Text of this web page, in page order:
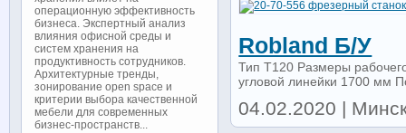
Robland Б/у
Тип T120 Размеры
угловой линейки 1700 мм
04.02.2020 |
операционную эффективность
бизнеса. Экспертный анализ
влияния офисной среды и
систем хранения на
продуктивность сотрудников.
Архитектурные тренды,
зонирование open space и
критерии выбора качественной
мебели для современных
бизнес-пространств...